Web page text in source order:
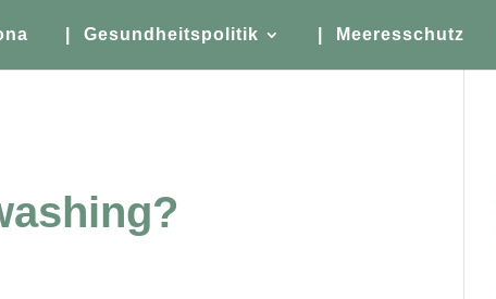
| Gesundheitspolitik | Meeresschutz